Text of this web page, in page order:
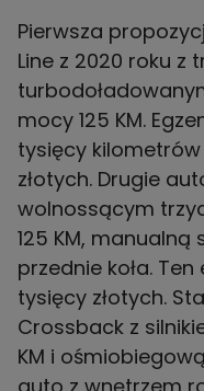
Pierwsza
Line z 2020 roku z
mocy 125 KM.
tysięcy
złotych. Drugie
wolnossącym
125 KM,
przednie koła.
tysięcy złotych.
Crossback z
KM i